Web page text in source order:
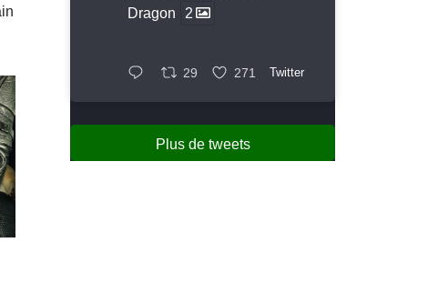
Dragon
2
29 271 Twitter
Plus de tweets